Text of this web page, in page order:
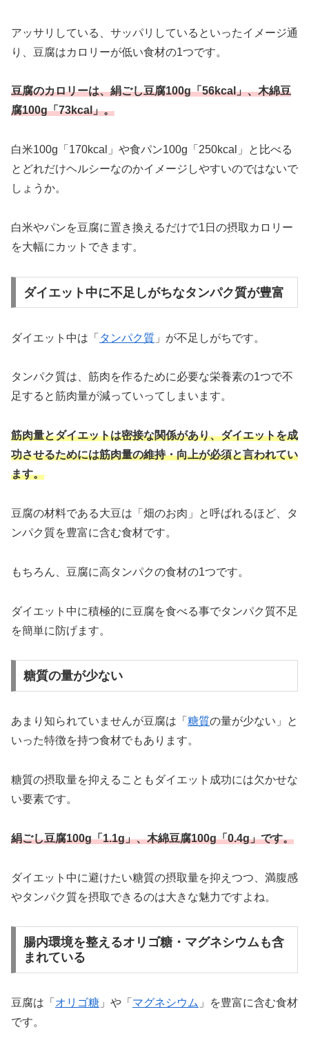
アッサリしている、サッパリしているといったイメージ通
り、豆腐はカロリーが低い食材の1つです。
豆腐のカロリーは、絹ごし豆腐100g「56kcal」、木綿豆
腐100g「73kcal」。
白米100g「170kcal」や食パン100g「250kcal」と比べる
とどれだけヘルシーなのかイメージしやすいのではないで
しょうか。
白米やパンを豆腐に置き換えるだけで1日の摂取カロリー
を大幅にカットできます。
ダイエット中に不足しがちなタンパク質が豊富
ダイエット中は「 タンパク質 」が不足しがちです。
タンパク質は、筋肉を作るために必要な栄養素の1つで不
足すると筋肉量が減っていってしまいます。
筋肉量とダイエットは密接な関係があり、ダイエットを成
功させるためには筋肉量の維持・向上が必須と言われてい
ます。
豆腐の材料である大豆は「畑のお肉」と呼ばれるほど、タ
ンパク質を豊富に含む食材です。
もちろん、豆腐に高タンパクの食材の1つです。
ダイエット中に積極的に豆腐を食べる事でタンパク質不足
を簡単に防げます。
糖質の量が少ない
あまり知られていませんが豆腐は「 糖質の量が少ない」と
いった特徴を持つ食材でもあります。
糖質の摂取量を抑えることもダイエット成功には欠かせな
い要素です。
絹ごし豆腐100g「1.1g」、木綿豆腐100g「0.4g」です。
ダイエット中に避けたい糖質の摂取量を抑えつつ、満腹感
やタンパク質を摂取できるのは大きな魅力ですよね。
腸内環境を整えるオリゴ糖・マグネシウムも含
まれている
豆腐は「 オリゴ糖 」や「 マグネシウム 」を豊富に含む食材
です。